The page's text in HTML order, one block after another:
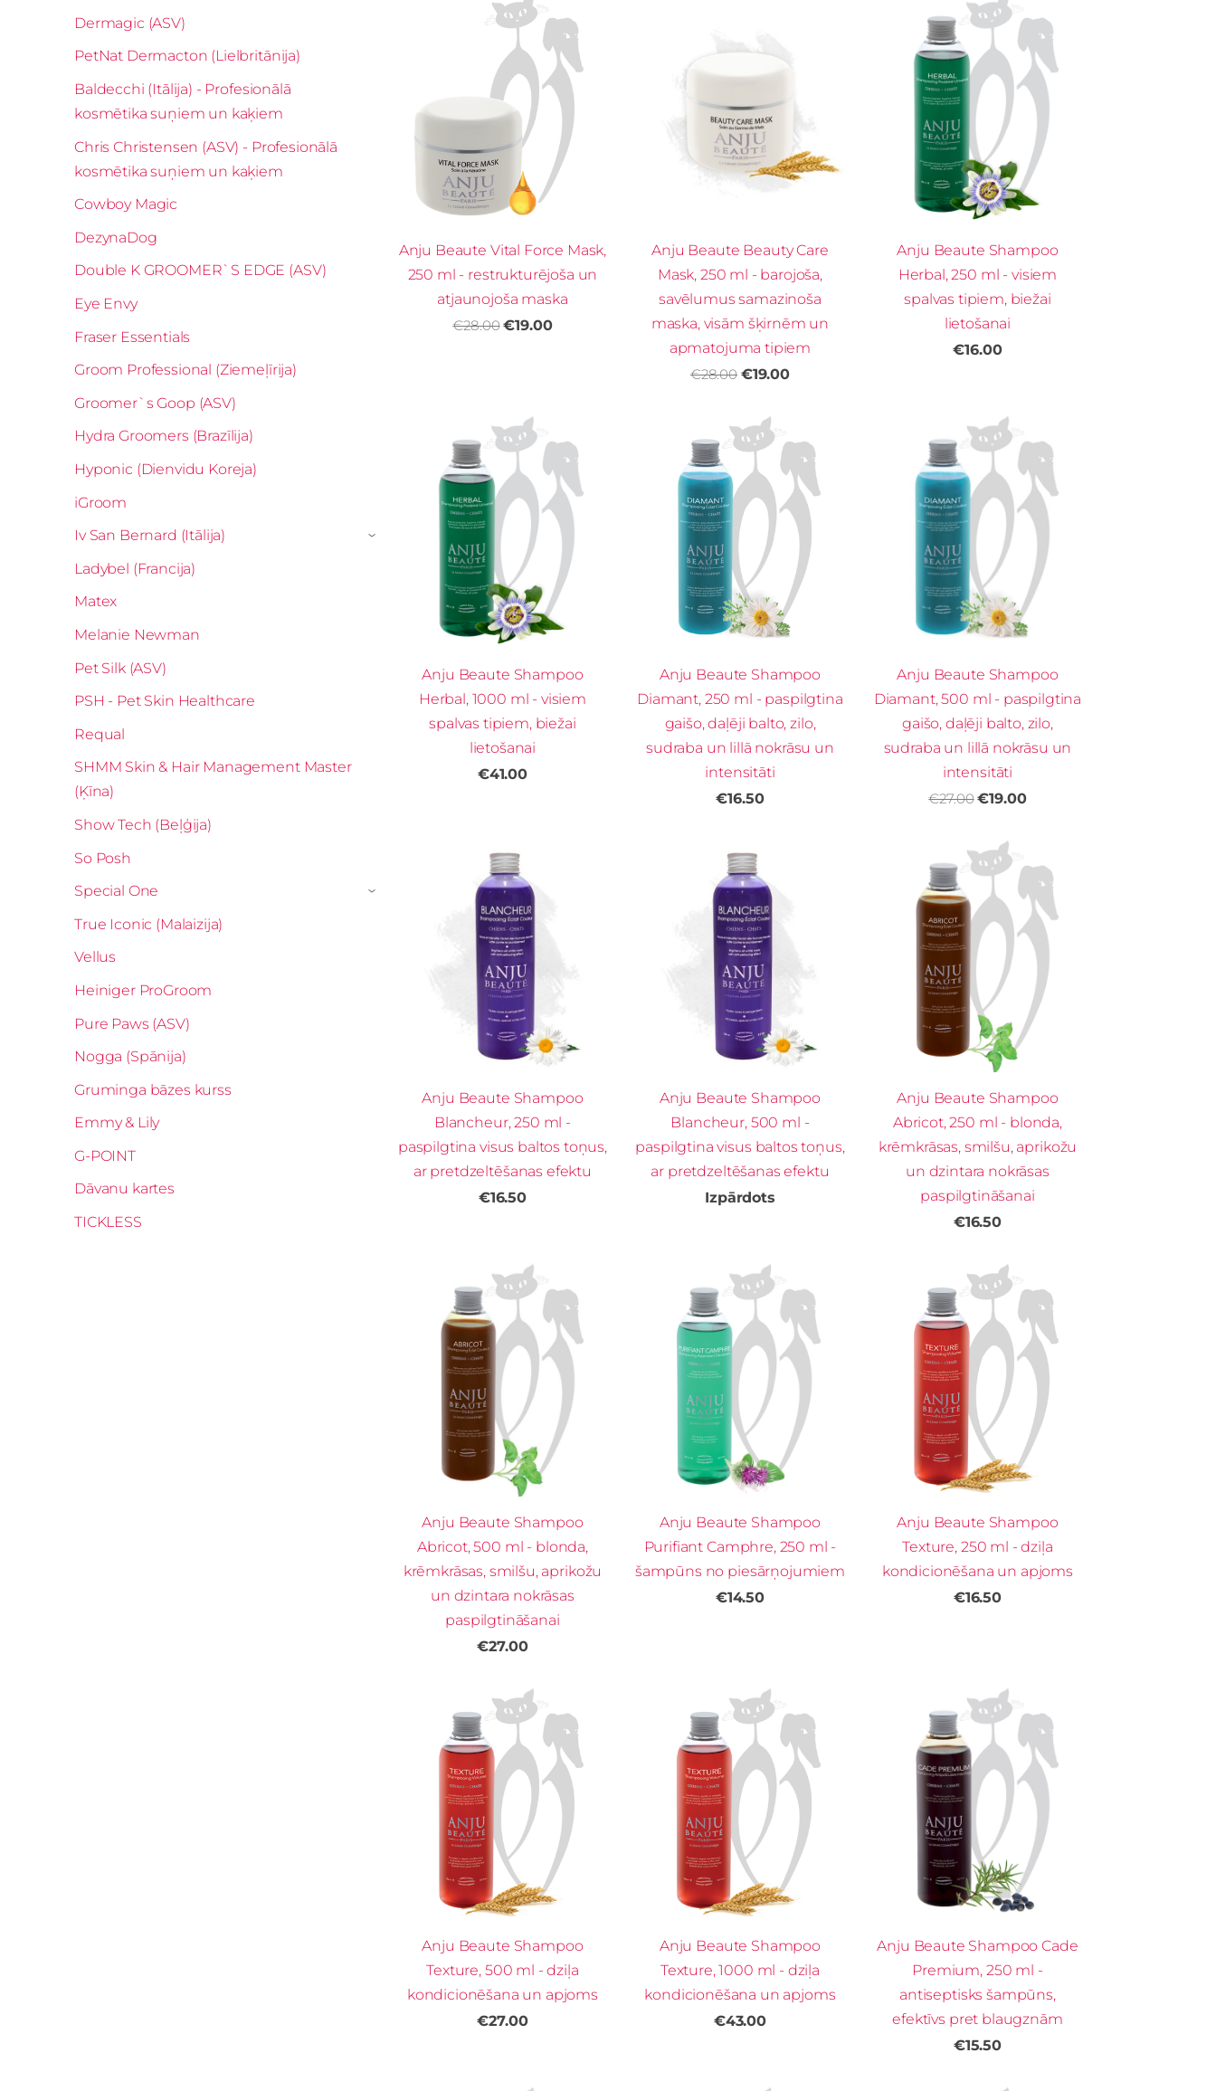
Dermagic (ASV)
PetNat Dermacton (Lielbritānija)
Baldecchi (Itālija) - Profesionālā
kosmētika suņiem un kaķiem
Chris Christensen (ASV) - Profesionālā
kosmētika suņiem un kaķiem
Cowboy Magic
DezynaDog
Double K GROOMER`S EDGE (ASV)
Eye Envy
Fraser Essentials
Groom Professional (Ziemeļīrija)
Groomer`s Goop (ASV)
Hydra Groomers (Brazīlija)
Hyponic (Dienvidu Koreja)
iGroom
Iv San Bernard (Itālija)
›
Ladybel (Francija)
Matex
Melanie Newman
Pet Silk (ASV)
PSH - Pet Skin Healthcare
Requal
SHMM Skin & Hair Management Master
(Ķīna)
Show Tech (Beļģija)
So Posh
Special One
›
True Iconic (Malaizija)
Vellus
Heiniger ProGroom
Pure Paws (ASV)
Nogga (Spānija)
Gruminga bāzes kurss
Emmy & Lily
G-POINT
Dāvanu kartes
TICKLESS
Anju Beaute Vital Force Mask,
250 ml - restrukturējoša un
atjaunojoša maska
€28.00 €19.00
Anju Beaute Beauty Care
Mask, 250 ml - barojoša,
savēlumus samazinoša
maska, visām šķirnēm un
apmatojuma tipiem
€28.00 €19.00
Anju Beaute Shampoo
Herbal, 250 ml - visiem
spalvas tipiem, biežai
lietošanai
€16.00
Anju Beaute Shampoo
Herbal, 1000 ml - visiem
spalvas tipiem, biežai
lietošanai
€41.00
Anju Beaute Shampoo
Diamant, 250 ml - paspilgtina
gaišo, daļēji balto, zilo,
sudraba un lillā nokrāsu un
intensitāti
€16.50
Anju Beaute Shampoo
Diamant, 500 ml - paspilgtina
gaišo, daļēji balto, zilo,
sudraba un lillā nokrāsu un
intensitāti
€27.00 €19.00
Anju Beaute Shampoo
Blancheur, 250 ml -
paspilgtina visus baltos toņus,
ar pretdzeltēšanas efektu
€16.50
Anju Beaute Shampoo
Blancheur, 500 ml -
paspilgtina visus baltos toņus,
ar pretdzeltēšanas efektu
Izpārdots
Anju Beaute Shampoo
Abricot, 250 ml - blonda,
krēmkrāsas, smilšu, aprikožu
un dzintara nokrāsas
paspilgtināšanai
€16.50
Anju Beaute Shampoo
Abricot, 500 ml - blonda,
krēmkrāsas, smilšu, aprikožu
un dzintara nokrāsas
paspilgtināšanai
€27.00
Anju Beaute Shampoo
Purifiant Camphre, 250 ml -
šampūns no piesārņojumiem
€14.50
Anju Beaute Shampoo
Texture, 250 ml - dziļa
kondicionēšana un apjoms
€16.50
Anju Beaute Shampoo
Texture, 500 ml - dziļa
kondicionēšana un apjoms
€27.00
Anju Beaute Shampoo
Texture, 1000 ml - dziļa
kondicionēšana un apjoms
€43.00
Anju Beaute Shampoo Cade
Premium, 250 ml -
antiseptisks šampūns,
efektīvs pret blaugznām
€15.50